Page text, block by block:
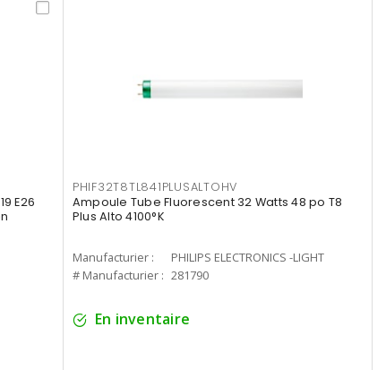
E26
PHIF32T8TL841PLUSALTOHV
Ampoule Tube Fluorescent 32 Watts 48 po T8
Plus Alto 4100°K
Manufacturier :
PHILIPS ELECTRONICS -LIGHT
# Manufacturier : 281790
En inventaire